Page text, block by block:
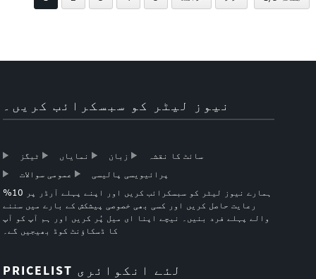
نیوز لیٹر کو سبسکرائب کریں۔
ٹیگز نمایاں زبان
سائٹ کا نقشہ
عمومی سوالات
پرائیویسی پالیسی
ہمارے نیوز لیٹر کو سبسکرائب کریں اور اپنے پہلے آرڈر پر 10%
رعایت حاصل کریں اور کسی بھی خصوصی پیشکش کے بارے میں سننے
والے پہلے فرد بنیں۔ نیچے اپنا ای میل پُر کریں اور ہم آپ کو آپ
کا ڈسکاؤنٹ کوڈ بھیجیں گے۔
PRICELIST لئے انکوائری